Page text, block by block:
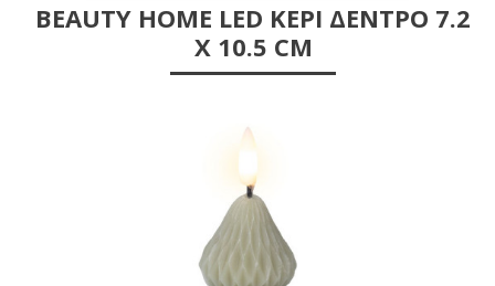
BEAUTY HOME LED ΚΕΡΊ ΔΈΝΤΡΟ 7.2
X 10.5 CM